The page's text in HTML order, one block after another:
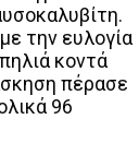
την ευλογία
κοντά
πέρασε
96